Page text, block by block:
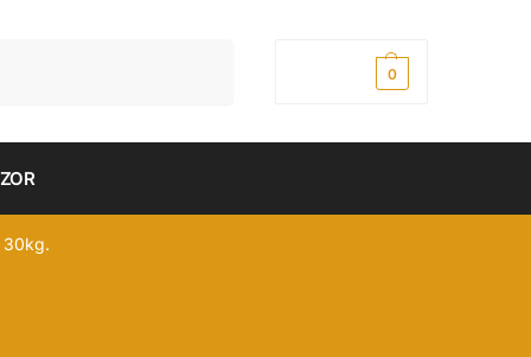
0
30kg.